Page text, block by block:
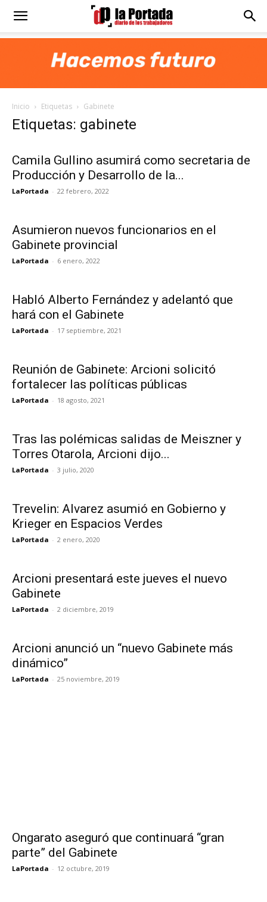
Diario
Portada
Inicio Etiquetas Gabinete
Etiquetas: gabinete
Camila Gullino asumirá como secretaria de
Producción y Desarrollo de la...
LaPortada - 22 febrero, 2022
Asumieron nuevos funcionarios en el
Gabinete provincial
LaPortada - 6 enero, 2022
Habló Alberto Fernández y adelantó que
hará con el Gabinete
LaPortada - 17 septiembre, 2021
Reunión de Gabinete: Arcioni solicitó
fortalecer las políticas públicas
LaPortada - 18 agosto, 2021
Tras las polémicas salidas de Meiszner y
Torres Otarola, Arcioni dijo...
LaPortada - 3 julio, 2020
Trevelin: Alvarez asumió en Gobierno y
Krieger en Espacios Verdes
LaPortada - 2 enero, 2020
Arcioni presentará este jueves el nuevo
Gabinete
LaPortada - 2 diciembre, 2019
Arcioni anunció un “nuevo Gabinete más
dinámico”
LaPortada - 25 noviembre, 2019
1